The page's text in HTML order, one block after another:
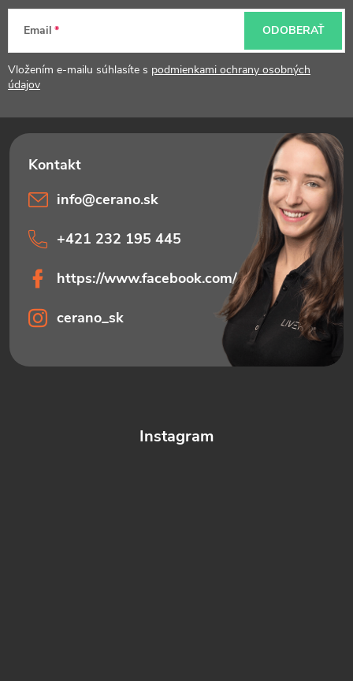
p
ä
i
e
Email
Vložením e-mailu súhlasíte s podmienkami ochrany osobných
údajov
ODOBERAŤ
Instagram
info@cerano.sk
+421 232 195 445
https://www.facebook.com/ceranosk
cerano_sk